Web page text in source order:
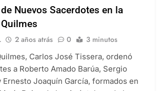
Nuevos Sacerdotes en la
2 años atrás 0 3 minutos
Carlos José Tissera, ordenó
a Roberto Amado Barúa, Sergio
Ernesto Joaquín García, formados en